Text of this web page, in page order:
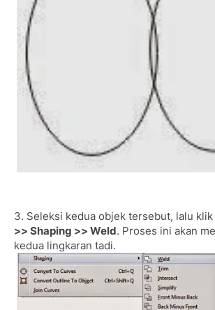
3. Seleksi kedua objek tersebut, lalu klik
>> Shaping >> Weld. Proses ini akan
kedua lingkaran tadi.